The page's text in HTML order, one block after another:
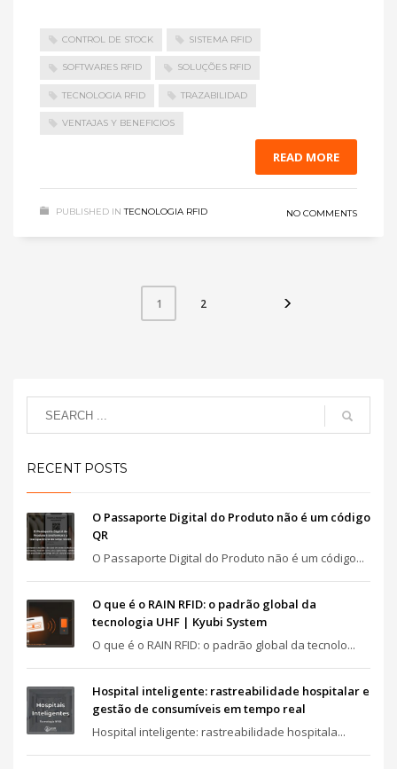
CONTROL DE STOCK SISTEMA RFID
SOFTWARES RFID SOLUÇÕES RFID
TECNOLOGIA RFID TRAZABILIDAD
VENTAJAS Y BENEFICIOS
READ MORE
PUBLISHED IN TECNOLOGIA RFID NO COMMENTS
1 2
RECENT POSTS
O Passaporte Digital do Produto não é um código
QR
O Passaporte Digital do Produto não é um código...
O que é o RAIN RFID: o padrão global da
tecnologia UHF | Kyubi System
O que é o RAIN RFID: o padrão global da tecnolo...
Hospital inteligente: rastreabilidade hospitalar e
gestão de consumíveis em tempo real
Hospital inteligente: rastreabilidade hospitala...